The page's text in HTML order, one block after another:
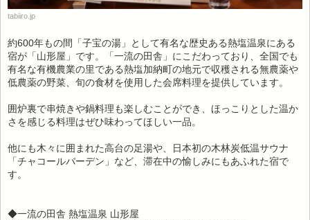
tabiiro.jp
約600年もの間「子宝の湯」として有名な歴史ある熱塩温泉にある
宿が「山形屋」です。「一流の田舎」にこだわっており、全国でも
有名な有機農業の里である熱塩加納町の地元で収穫される無農薬や
低農薬の野菜、旬の食材を使用した会席料理を提供しています。
囲炉裏で串焼きや鍋料理も楽しむことができ、ほっこりとした温か
さを感じる料理はぜひ味わってほしい一品。
他にも木々に囲まれた高台の足湯や、日本初の木林炭低温サウナ
「チャコールバーデン」など、滞在中の愉しみにもあふれた宿で
す。
◆一流の田舎 熱塩温泉 山形屋